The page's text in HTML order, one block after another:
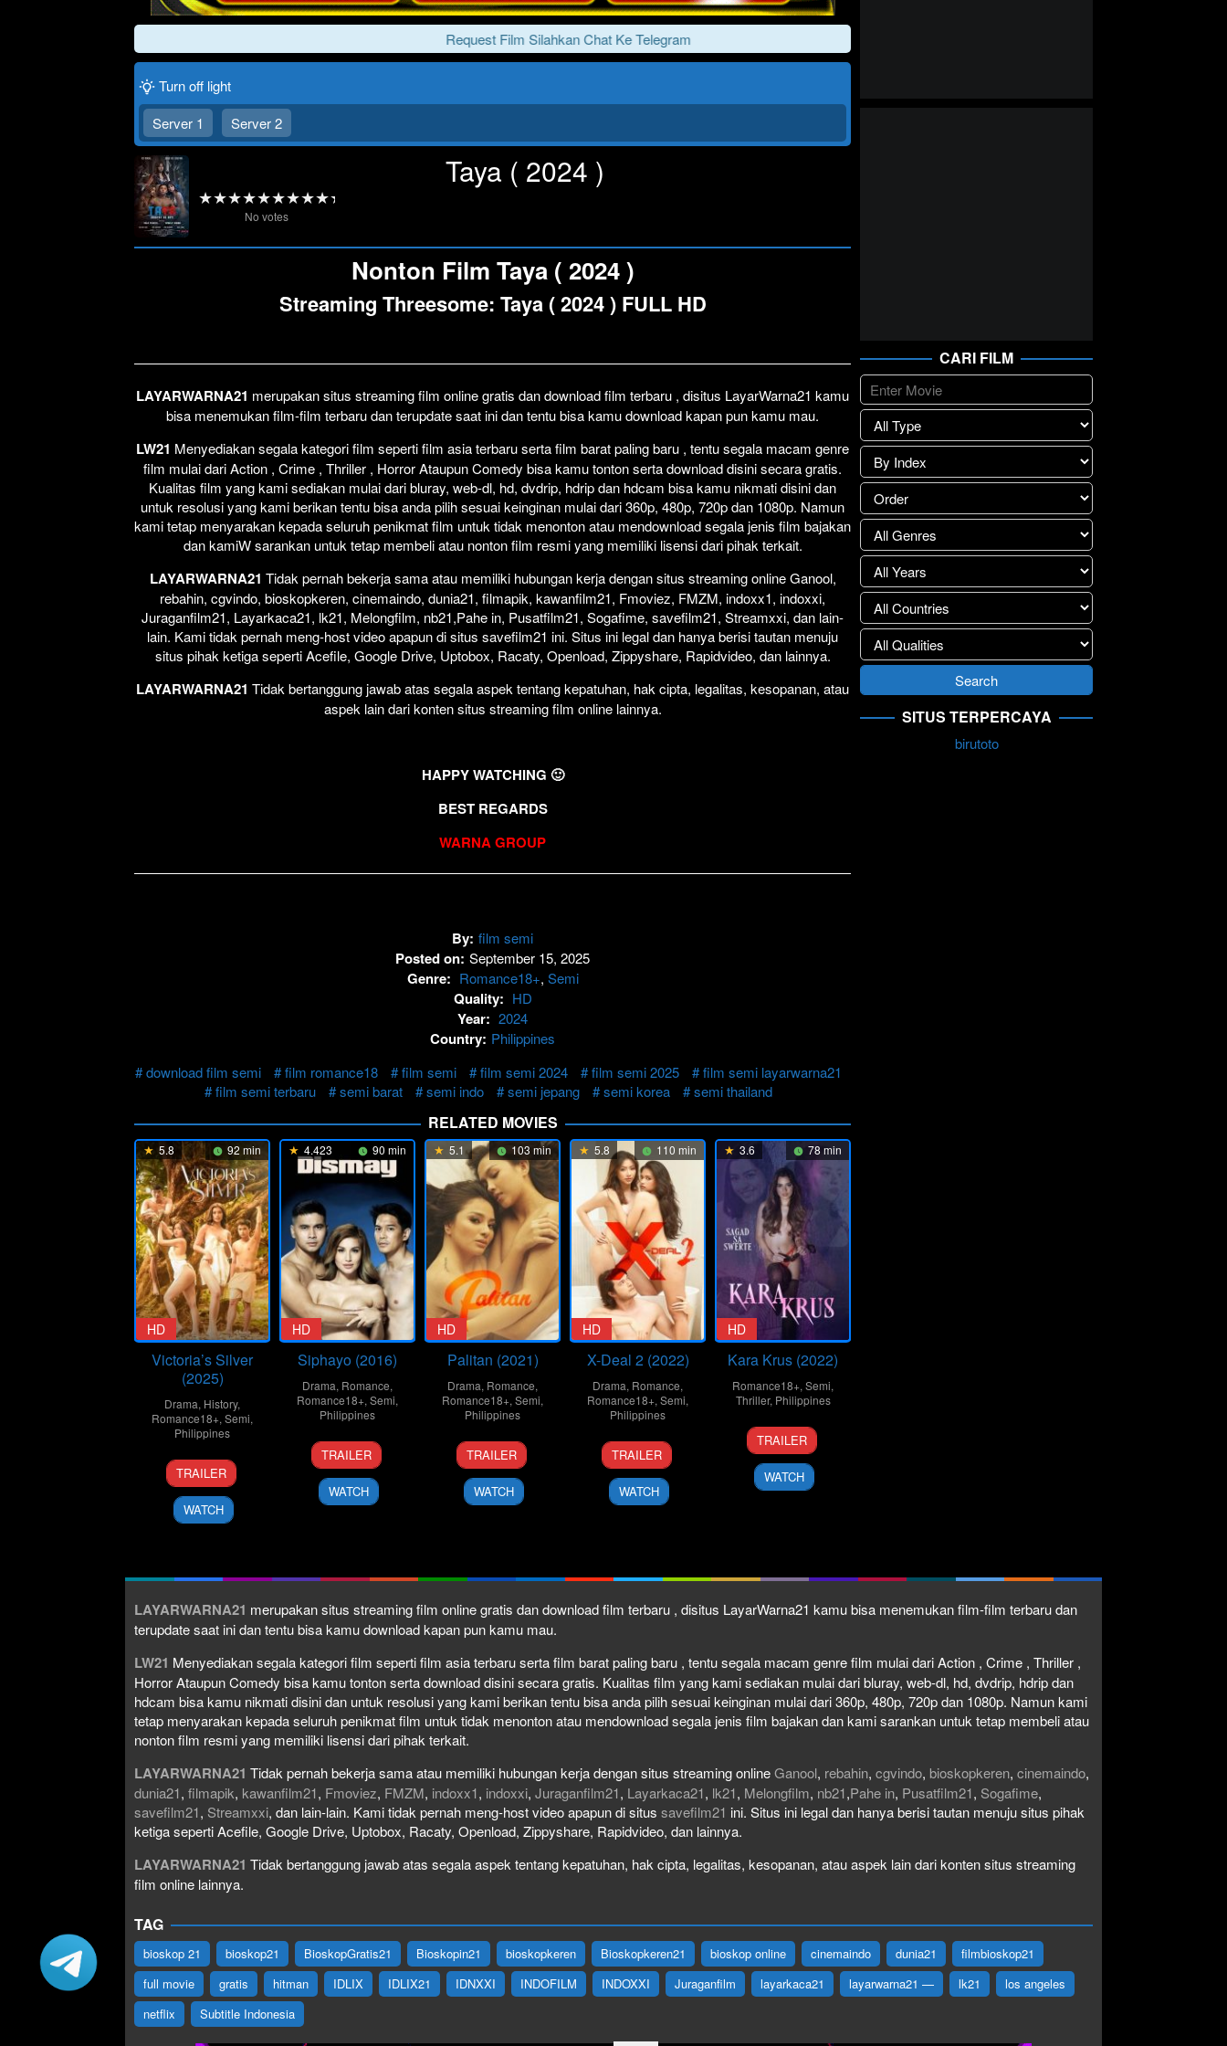
Request Film Silahkan Chat Ke Telegram
Lewati >>>
Click To Play
Turn off light
Server 1
Server 2
Taya ( 2024 )
No votes
Nonton Film Taya ( 2024 )
Streaming Threesome: Taya ( 2024 ) FULL HD
LAYARWARNA21 merupakan situs streaming film online gratis dan download film terbaru , disitus LayarWarna21 kamu
bisa menemukan film-film terbaru dan terupdate saat ini dan tentu bisa kamu download kapan pun kamu mau.
LW21 Menyediakan segala kategori film seperti film asia terbaru serta film barat paling baru , tentu segala macam genre
film mulai dari Action , Crime , Thriller , Horror Ataupun Comedy bisa kamu tonton serta download disini secara gratis.
Kualitas film yang kami sediakan mulai dari bluray, web-dl, hd, dvdrip, hdrip dan hdcam bisa kamu nikmati disini dan
untuk resolusi yang kami berikan tentu bisa anda pilih sesuai keinginan mulai dari 360p, 480p, 720p dan 1080p. Namun
kami tetap menyarakan kepada seluruh penikmat film untuk tidak menonton atau mendownload segala jenis film bajakan
dan kamiW sarankan untuk tetap membeli atau nonton film resmi yang memiliki lisensi dari pihak terkait.
LAYARWARNA21 Tidak pernah bekerja sama atau memiliki hubungan kerja dengan situs streaming online Ganool,
rebahin, cgvindo, bioskopkeren, cinemaindo, dunia21, filmapik, kawanfilm21, Fmoviez, FMZM, indoxx1, indoxxi,
Juraganfilm21, Layarkaca21, lk21, Melongfilm, nb21,Pahe in, Pusatfilm21, Sogafime, savefilm21, Streamxxi, dan lain-
lain. Kami tidak pernah meng-host video apapun di situs savefilm21 ini. Situs ini legal dan hanya berisi tautan menuju
situs pihak ketiga seperti Acefile, Google Drive, Uptobox, Racaty, Openload, Zippyshare, Rapidvideo, dan lainnya.
LAYARWARNA21 Tidak bertanggung jawab atas segala aspek tentang kepatuhan, hak cipta, legalitas, kesopanan, atau
aspek lain dari konten situs streaming film online lainnya.
HAPPY WATCHING 🙂
BEST REGARDS
WARNA GROUP
By: film semi
Posted on: September 15, 2025
Genre: Romance18+, Semi
Quality: HD
Year: 2024
Country: Philippines
download film semi
film romance18 film semi film semi 2024 film semi 2025
film semi layarwarna21
film semi terbaru
semi barat semi indo semi jepang semi korea semi thailand
RELATED MOVIES
5.8 92 min
HD
Victoria’s Silver
(2025)
Drama, History,
Romance18+, Semi,
Philippines
15
Aug
2025
Mac
Alejandre
TRAILER
WATCH
4.423 90 min
HD
Siphayo (2016)
Drama, Romance,
Romance18+, Semi,
Philippines
3
Oct
2016
Joel
Lamangan
TRAILER
WATCH
5.1 103 min
HD
Palitan (2021)
Drama, Romance,
Romance18+, Semi,
Philippines
10
Dec
2021
Brillante
MA
Mendoza
TRAILER
WATCH
5.8 110 min
HD
X-Deal 2 (2022)
Drama, Romance,
Romance18+, Semi,
Philippines
25
Mar
2022
Lawrence
Fajardo
TRAILER
WATCH
3.6 78 min
HD
Kara Krus (2022)
Romance18+, Semi,
Thriller, Philippines
4
Nov
2022
G.B.
Sampedro
TRAILER
WATCH
CARI FILM
SITUS TERPERCAYA
birutoto
LAYARWARNA21 merupakan situs streaming film online gratis dan download film terbaru , disitus LayarWarna21 kamu bisa menemukan film-film terbaru dan
terupdate saat ini dan tentu bisa kamu download kapan pun kamu mau.
LW21 Menyediakan segala kategori film seperti film asia terbaru serta film barat paling baru , tentu segala macam genre film mulai dari Action , Crime , Thriller ,
Horror Ataupun Comedy bisa kamu tonton serta download disini secara gratis. Kualitas film yang kami sediakan mulai dari bluray, web-dl, hd, dvdrip, hdrip dan
hdcam bisa kamu nikmati disini dan untuk resolusi yang kami berikan tentu bisa anda pilih sesuai keinginan mulai dari 360p, 480p, 720p dan 1080p. Namun kami
tetap menyarakan kepada seluruh penikmat film untuk tidak menonton atau mendownload segala jenis film bajakan dan kami sarankan untuk tetap membeli atau
nonton film resmi yang memiliki lisensi dari pihak terkait.
LAYARWARNA21 Tidak pernah bekerja sama atau memiliki hubungan kerja dengan situs streaming onlineGanool, rebahin, cgvindo, bioskopkeren, cinemaindo,
dunia21, filmapik, kawanfilm21, Fmoviez, FMZM, indoxx1, indoxxi, Juraganfilm21, Layarkaca21, lk21, Melongfilm, nb21,Pahe in, Pusatfilm21, Sogafime,
savefilm21, Streamxxi, dan lain-lain. Kami tidak pernah meng-host video apapun di situs savefilm21 ini. Situs ini legal dan hanya berisi tautan menuju situs pihak
ketiga seperti Acefile, Google Drive, Uptobox, Racaty, Openload, Zippyshare, Rapidvideo, dan lainnya.
LAYARWARNA21 Tidak bertanggung jawab atas segala aspek tentang kepatuhan, hak cipta, legalitas, kesopanan, atau aspek lain dari konten situs streaming
film online lainnya.
TAG
bioskop 21 bioskop21 BioskopGratis21 Bioskopin21 bioskopkeren Bioskopkeren21 bioskop online cinemaindo dunia21
filmbioskop21
full movie
gratis hitman IDLIX IDLIX21 IDNXXI INDOFILM INDOXXI Juraganfilm layarkaca21 layarwarna21 — lk21
los angeles
netflix
Subtitle Indonesia